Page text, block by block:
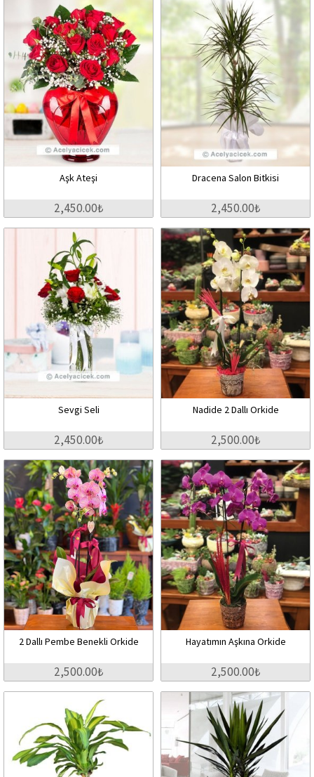
Aşk Ateşi
2,450.00₺
Dracena Salon Bitkisi
2,450.00₺
Sevgi Seli
2,450.00₺
Nadide 2 Dallı Orkide
2,500.00₺
2 Dallı Pembe Benekli Orkide
2,500.00₺
Hayatımın Aşkına Orkide
2,500.00₺